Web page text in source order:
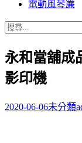
電動風琴簾
搜
關
鍵
字:
永和當舖成
影印機
2020-06-06未分類